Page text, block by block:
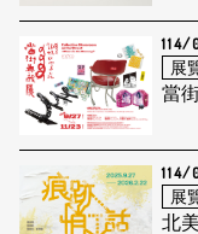
展
當
展
北